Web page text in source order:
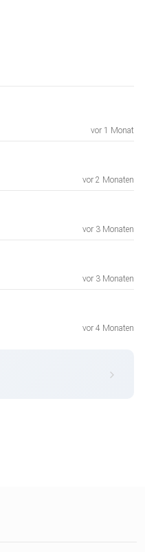
vor 1 Monat
vor 2 Monaten
vor 3 Monaten
vor 3 Monaten
vor 4 Monaten